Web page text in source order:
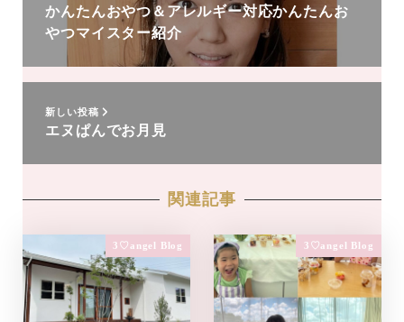
かんたんおやつ＆アレルギー対応かんたんお
やつマイスター紹介
新しい投稿
エヌぱんでお月見
関連記事
3♡angel Blog 3♡angel Blog